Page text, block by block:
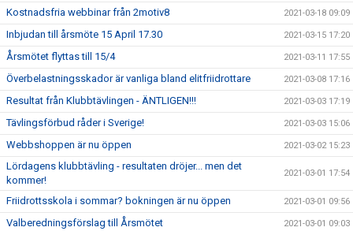
Kostnadsfria webbinar från 2motiv8 2021-03-18 09:09
Inbjudan till årsmöte 15 April 17.30 2021-03-15 17:20
Årsmötet flyttas till 15/4 2021-03-11 17:55
Överbelastningsskador är vanliga bland elitfriidrottare 2021-03-08 17:16
Resultat från Klubbtävlingen - ÄNTLIGEN!!! 2021-03-03 17:19
Tävlingsförbud råder i Sverige! 2021-03-03 15:06
Webbshoppen är nu öppen 2021-03-02 15:23
Lördagens klubbtävling - resultaten dröjer... men det
kommer!
2021-03-01 17:54
Friidrottsskola i sommar? bokningen är nu öppen 2021-03-01 09:56
Valberedningsförslag till Årsmötet 2021-03-01 09:03